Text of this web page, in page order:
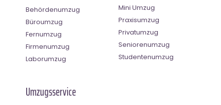
Behördenumzug
Büroumzug
Fernumzug
Firmenumzug
Laborumzug
Mini Umzug
Praxisumzug
Privatumzug
Seniorenumzug
Studentenumzug
Umzugsservice